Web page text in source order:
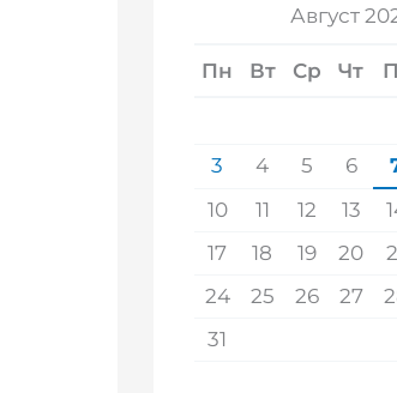
Август
Пн Вт Ср Чт
3
4 5 6
10
11 12 13
17
18 19 20
24
25 26 27
31